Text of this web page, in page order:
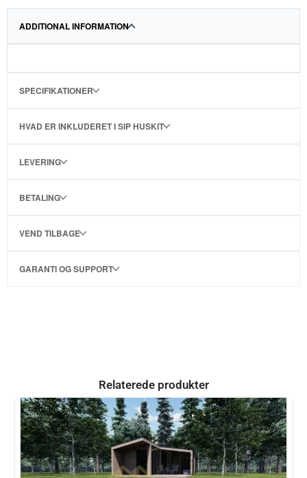
ADDITIONAL INFORMATION
SPECIFIKATIONER
HVAD ER INKLUDERET I SIP HUSKIT
LEVERING
BETALING
VEND TILBAGE
GARANTI OG SUPPORT
Relaterede produkter